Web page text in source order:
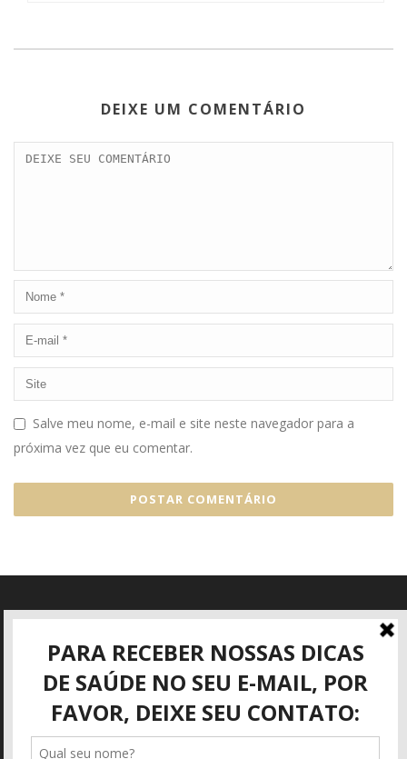
DEIXE UM COMENTÁRIO
Salve meu nome, e-mail e site neste navegador para a
próxima vez que eu comentar.
Rua José Mattar, 40
São José dos Campos - SP
(12) 3942-3416
adm@angioviva.com.br